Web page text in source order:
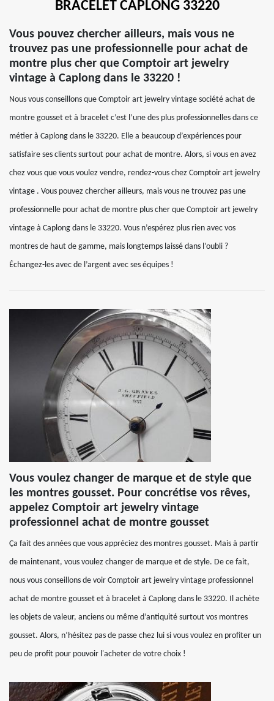
BRACELET CAPLONG 33220
Vous pouvez chercher ailleurs, mais vous ne
trouvez pas une professionnelle pour achat de
montre plus cher que Comptoir art jewelry
vintage à Caplong dans le 33220 !
Nous vous conseillons que Comptoir art jewelry vintage société achat de
montre gousset et à bracelet c’est l’une des plus professionnelles dans ce
métier à Caplong dans le 33220. Elle a beaucoup d’expériences pour
satisfaire ses clients surtout pour achat de montre. Alors, si vous en avez
chez vous que vous voulez vendre, rendez-vous chez Comptoir art jewelry
vintage . Vous pouvez chercher ailleurs, mais vous ne trouvez pas une
professionnelle pour achat de montre plus cher que Comptoir art jewelry
vintage à Caplong dans le 33220. Vous n’espérez plus rien avec vos
montres de haut de gamme, mais longtemps laissé dans l’oubli ?
Échangez-les avec de l’argent avec ses équipes !
Vous voulez changer de marque et de style que
les montres gousset. Pour concrétise vos rêves,
appelez Comptoir art jewelry vintage
professionnel achat de montre gousset
Ça fait des années que vous appréciez des montres gousset. Mais à partir
de maintenant, vous voulez changer de marque et de style. De ce fait,
nous vous conseillons de voir Comptoir art jewelry vintage professionnel
achat de montre gousset et à bracelet à Caplong dans le 33220. Il achète
les objets de valeur, anciens ou même d’antiquité surtout vos montres
gousset. Alors, n’hésitez pas de passe chez lui si vous voulez en profiter un
peu de profit pour pouvoir l'acheter de votre choix !